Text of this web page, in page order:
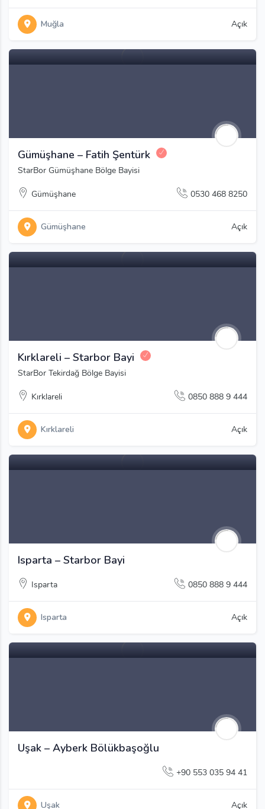
Muğla Açık
Gümüşhane – Fatih Şentürk
StarBor Gümüşhane Bölge Bayisi
Gümüşhane 0530 468 8250
Gümüşhane Açık
Kırklareli – Starbor Bayi
StarBor Tekirdağ Bölge Bayisi
Kırklareli 0850 888 9 444
Kırklareli Açık
Isparta – Starbor Bayi
Isparta 0850 888 9 444
Isparta Açık
Uşak – Ayberk Bölükbaşoğlu
+90 553 035 94 41
Uşak Açık